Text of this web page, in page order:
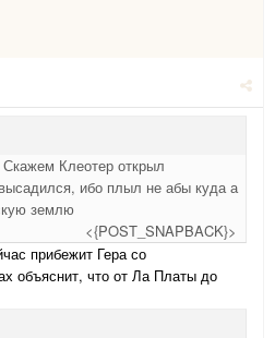
Клеотер открыл
ибо плыл не абы куда а
землю
<{POST_SNAPBACK}>
прибежит Гера со
объяснит, что от Ла Платы до